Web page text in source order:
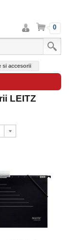
Intra
in
cont
Cos 0
si accesorii
LEITZ